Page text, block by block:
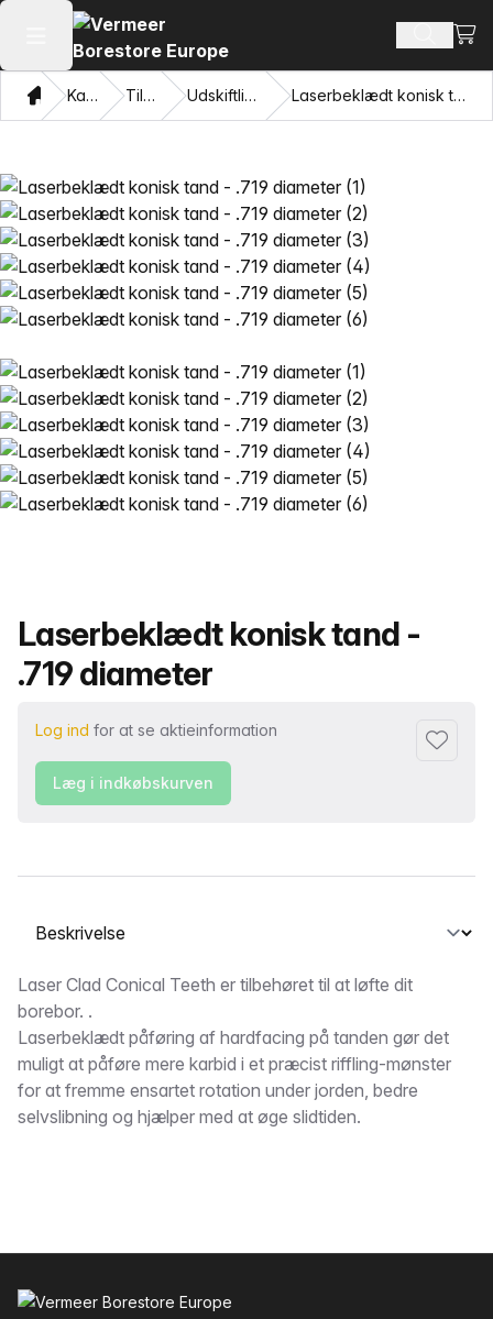
Åbn hovedmenuen SøgSe
HjemKatalog Tilbehør Udskiftlige tænder Laserbeklædt konisk tand - .719 diameter
Produktnavn
Laserbeklædt konisk tand -
.719 diameter
Log ind for at se aktieinformation
Føj til
Læg i indkøbskurven
Vælg en fane
Beskrivelse
Laser Clad Conical Teeth er tilbehøret til at løfte dit
borebor. .
Laserbeklædt påføring af hardfacing på tanden gør det
muligt at påføre mere karbid i et præcist riffling-mønster
for at fremme ensartet rotation under jorden, bedre
selvslibning og hjælper med at øge slidtiden.